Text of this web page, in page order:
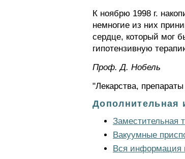
К ноябрю 1998 г.
немногие из них
сердце, который мог
гипотензивную
Проф. Д. Нобель
"Лекарства,
Дополнительная
Заместительная
Вакуумные
Вся информация